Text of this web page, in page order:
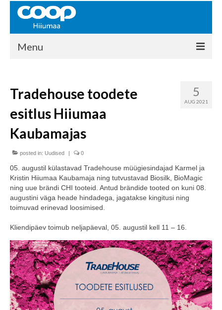
Menu
Kontakt
Liikmed
Ajalugu
KAUPLUSED
EHITUSKESKUS
KAUBAMAJA
KINKEKAART
PAKUME TÖÖD
HIIUMAA KÖÖK JA PAGAR
5
AUG 2021
Tradehouse toodete
esitlus Hiiumaa
Kaubamajas
posted in: Uudised | 0
05. augustil külastavad Tradehouse müügiesindajad Karmel ja
Kristin Hiiumaa Kaubamaja ning tutvustavad Biosilk, BioMagic
ning uue brändi CHI tooteid. Antud brändide tooted on kuni 08.
augustini väga heade hindadega, jagatakse kingitusi ning
toimuvad erinevad loosimised.
Kliendipäev toimub neljapäeval, 05. augustil kell 11 – 16.